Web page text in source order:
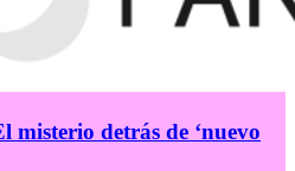
misterio detrás de ‘nuevo